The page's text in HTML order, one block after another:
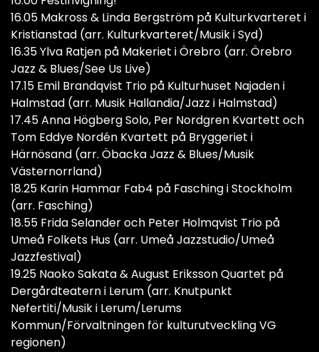
16.05 Makross & Linda Bergström på Kulturkvarteret i
Kristianstad (arr. Kulturkvarteret/Musik i Syd)
16.35 Ylva Ratjen på Makeriet i Örebro (arr. Örebro
Jazz & Blues/See Us Live)
17.15 Emil Brandqvist Trio på Kulturhuset Najaden i
Halmstad (arr. Musik Hallandia/Jazz i Halmstad)
17.45 Anna Högberg Solo, Per Nordgren Kvartett och
Tom Eddye Nordén Kvartett på Bryggeriet i
Härnösand (arr. Öbacka Jazz & Blues/Musik
Västernorrland)
18.25 Karin Hammar Fab4 på Fasching i Stockholm
(arr. Fasching)
18.55 Frida Selander och Peter Holmqvist Trio på
Umeå Folkets Hus (arr. Umeå Jazzstudio/Umeå
Jazzfestival)
19.25 Naoko Sakata & August Eriksson Quartet på
Dergårdteatern i Lerum (arr. Knutpunkt
Nefertiti/Musik i Lerum/Lerums
Kommun/Förvaltningen för kulturutveckling VG
regionen)